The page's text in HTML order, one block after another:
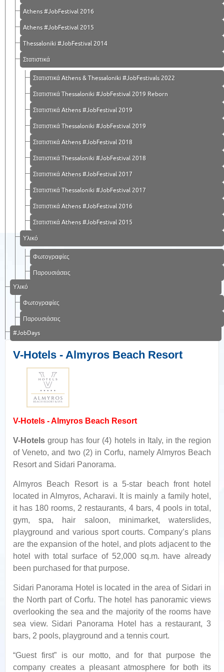
Athens #JobFestival 2016
Athens #JobFestival 2015
Thessaloniki #JobFestival 2014
Στατιστικά
Στατιστικά Athens & Thessaloniki #JobFestivals 2022
Στατιστικά Thessaloniki #JobFestival 2019 Reborn
Στατιστικά Athens #JobFestival 2019
Στατιστικά Thessaloniki #JobFestival 2019
Στατιστικά Athens #JobFestival 2018
Στατιστικά Thessaloniki #JobFestival 2018
Στατιστικά Athens #JobFestival 2017
Στατιστικά Thessaloniki #JobFestival 2017
Στατιστικά Athens #JobFestival 2016
Στατιστικά Athens #JobFestival 2015
Υλικό
Φωτογραφίες
Παρουσιάσεις
Υλικό
Φωτογραφίες
Παρουσιάσεις
#JobDays
V-Hotels - Almyros Beach Resort
V-Hotels - Almyros Beach Resort
V-Hotelsgroup has four (4) hotels in Italy, in the region
of Veneto, and two (2) in Corfu, namely Almyros Beach
Resort and Sidari Panorama.
Almyros Beach Resort is a 5-star beach front hotel
located in Almyros, Acharavi. It is mainly a family hotel,
it has 180 rooms, 2 restaurants, 4 bars, 4 pools in total,
gym, spa, hair saloon, minimarket, waterslides,
playground and various sport courts. Company’s plans
are the expansion of the hotel, and plots adjacent to the
hotel with total surface of 52,000 sq.m. have already
been purchased for that purpose.
Sidari Panorama Hotel is located in the area of Sidari in
the North part of Corfu. The hotel has panoramic views
overlooking the sea and the majority of the rooms have
sea view. Sidari Panorama Hotel has a restaurant, 3
bars, 2 pools, playground and a tennis court.
“Guest first” is our motto, and for that purpose the
company creates a pleasant atmosphere for both its